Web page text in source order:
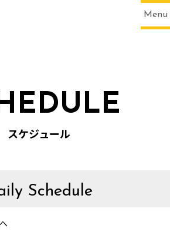
Menu
スケジュール
Schedule